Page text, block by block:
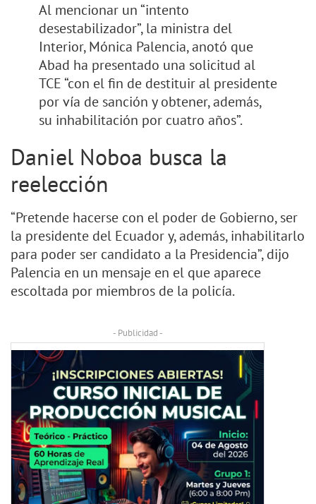
Al mencionar un “intento
desestabilizador”, la ministra del
Interior, Mónica Palencia, anotó que
Abad ha presentado una solicitud al
TCE “con el fin de destituir al presidente
por vía de sanción y obtener, además,
su inhabilitación por cuatro años”.
Daniel Noboa busca la
reelección
“Pretende hacerse con el poder de Gobierno, ser
la presidente del Ecuador y, además, inhabilitarlo
para poder ser candidato a la Presidencia”, dijo
Palencia en un mensaje en el que aparece
escoltada por miembros de la policía.
- Publicidad -